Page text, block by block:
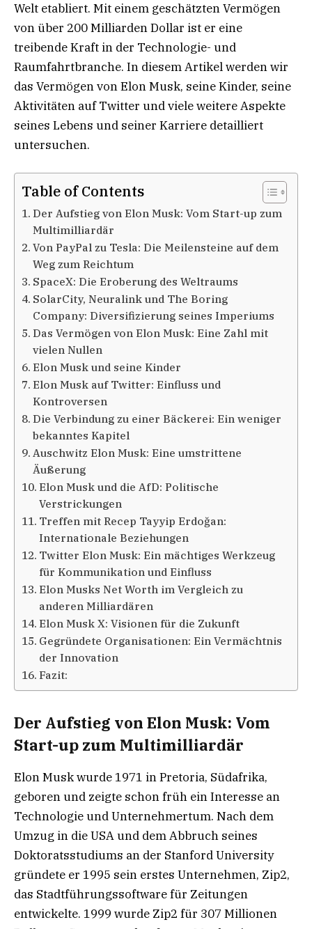
Welt etabliert. Mit einem geschätzten Vermögen
von über 200 Milliarden Dollar ist er eine
treibende Kraft in der Technologie- und
Raumfahrtbranche. In diesem Artikel werden wir
das Vermögen von Elon Musk, seine Kinder, seine
Aktivitäten auf Twitter und viele weitere Aspekte
seines Lebens und seiner Karriere detailliert
untersuchen.
Table of Contents
Der Aufstieg von Elon Musk: Vom Start-up zum
Multimilliardär
Von PayPal zu Tesla: Die Meilensteine auf dem
Weg zum Reichtum
SpaceX: Die Eroberung des Weltraums
SolarCity, Neuralink und The Boring
Company: Diversifizierung seines Imperiums
Das Vermögen von Elon Musk: Eine Zahl mit
vielen Nullen
Elon Musk und seine Kinder
Elon Musk auf Twitter: Einfluss und
Kontroversen
Die Verbindung zu einer Bäckerei: Ein weniger
bekanntes Kapitel
Auschwitz Elon Musk: Eine umstrittene
Äußerung
Elon Musk und die AfD: Politische
Verstrickungen
Treffen mit Recep Tayyip Erdoğan:
Internationale Beziehungen
Twitter Elon Musk: Ein mächtiges Werkzeug
für Kommunikation und Einfluss
Elon Musks Net Worth im Vergleich zu
anderen Milliardären
Elon Musk X: Visionen für die Zukunft
Gegründete Organisationen: Ein Vermächtnis
der Innovation
Fazit:
Der Aufstieg von Elon Musk: Vom
Start-up zum Multimilliardär
Elon Musk wurde 1971 in Pretoria, Südafrika,
geboren und zeigte schon früh ein Interesse an
Technologie und Unternehmertum. Nach dem
Umzug in die USA und dem Abbruch seines
Doktoratsstudiums an der Stanford University
gründete er 1995 sein erstes Unternehmen, Zip2,
das Stadtführungssoftware für Zeitungen
entwickelte. 1999 wurde Zip2 für 307 Millionen